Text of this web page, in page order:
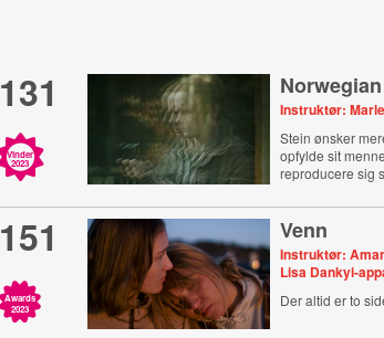
131
Vinder
2023
Instruktør:
Stein ønsker
opfylde sit
reproducere sig
151
Awards
2023
Venn
Instruktør:
Lisa Dankyi-
Der altid er to